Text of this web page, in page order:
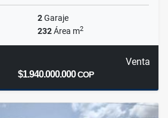
2Garaje
232Área m2
Venta
$1.940.000.000COP